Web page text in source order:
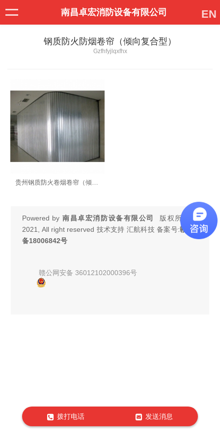
南昌卓宏消防设备有限公司 EN
钢质防火防烟卷帘（倾向复合型）
Gzfhfyjlqxfhx
Powered by 南昌卓宏消防设备有限公司
版权所有 ©
2021, All right reserved 技术支持 汇航科技 备案号:赣ICP
备18006842号
赣公网安备 36012102000396号
拨打电话 发送消息